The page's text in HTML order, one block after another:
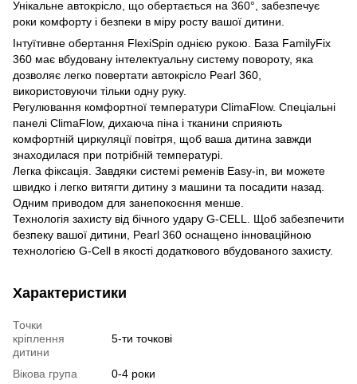
Унікальне автокрісло, що обертається на 360°, забезпечує
роки комфорту і безпеки в міру росту вашої дитини.
Інтуїтивне обертання FlexiSpin однією рукою. База FamilyFix
360 має вбудовану інтелектуальну систему повороту, яка
дозволяє легко повертати автокрісло Pearl 360,
використовуючи тільки одну руку.
Регулювання комфортної температури ClimaFlow. Спеціальні
панелі ClimaFlow, дихаюча піна і тканини сприяють
комфортній циркуляції повітря, щоб ваша дитина завжди
знаходилася при потрібній температурі.
Легка фіксація. Завдяки системі ременів Easy-in, ви можете
швидко і легко витягти дитину з машини та посадити назад.
Одним приводом для занепокоєння менше.
Технологія захисту від бічного удару G-CELL. Щоб забезпечити
безпеку вашої дитини, Pearl 360 оснащено інноваційною
технологією G-Cell в якості додаткового вбудованого захисту.
Характеристики
Точки
кріплення
дитини
5-ти точкові
Вікова група
0-4 роки